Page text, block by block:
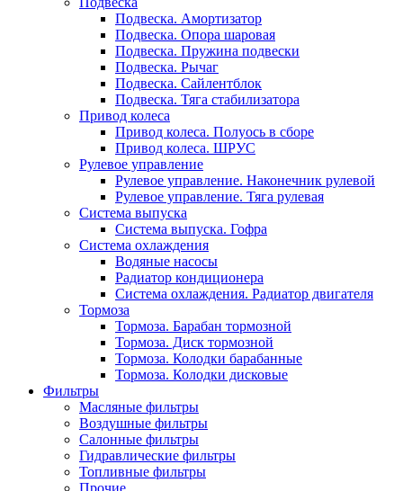
Подвеска. Амортизатор
Подвеска. Опора шаровая
Подвеска. Пружина подвески
Подвеска. Рычаг
Подвеска. Сайлентблок
Подвеска. Тяга стабилизатора
Привод колеса
Привод колеса. Полуось в сборе
Привод колеса. ШРУС
Рулевое управление
Рулевое управление. Наконечник рулевой
Рулевое управление. Тяга рулевая
Система выпуска
Система выпуска. Гофра
Система охлаждения
Водяные насосы
Радиатор кондиционера
Система охлаждения. Радиатор двигателя
Тормоза
Тормоза. Барабан тормозной
Тормоза. Диск тормозной
Тормоза. Колодки барабанные
Тормоза. Колодки дисковые
Фильтры
Масляные фильтры
Воздушные фильтры
Салонные фильтры
Гидравлические фильтры
Топливные фильтры
Прочие